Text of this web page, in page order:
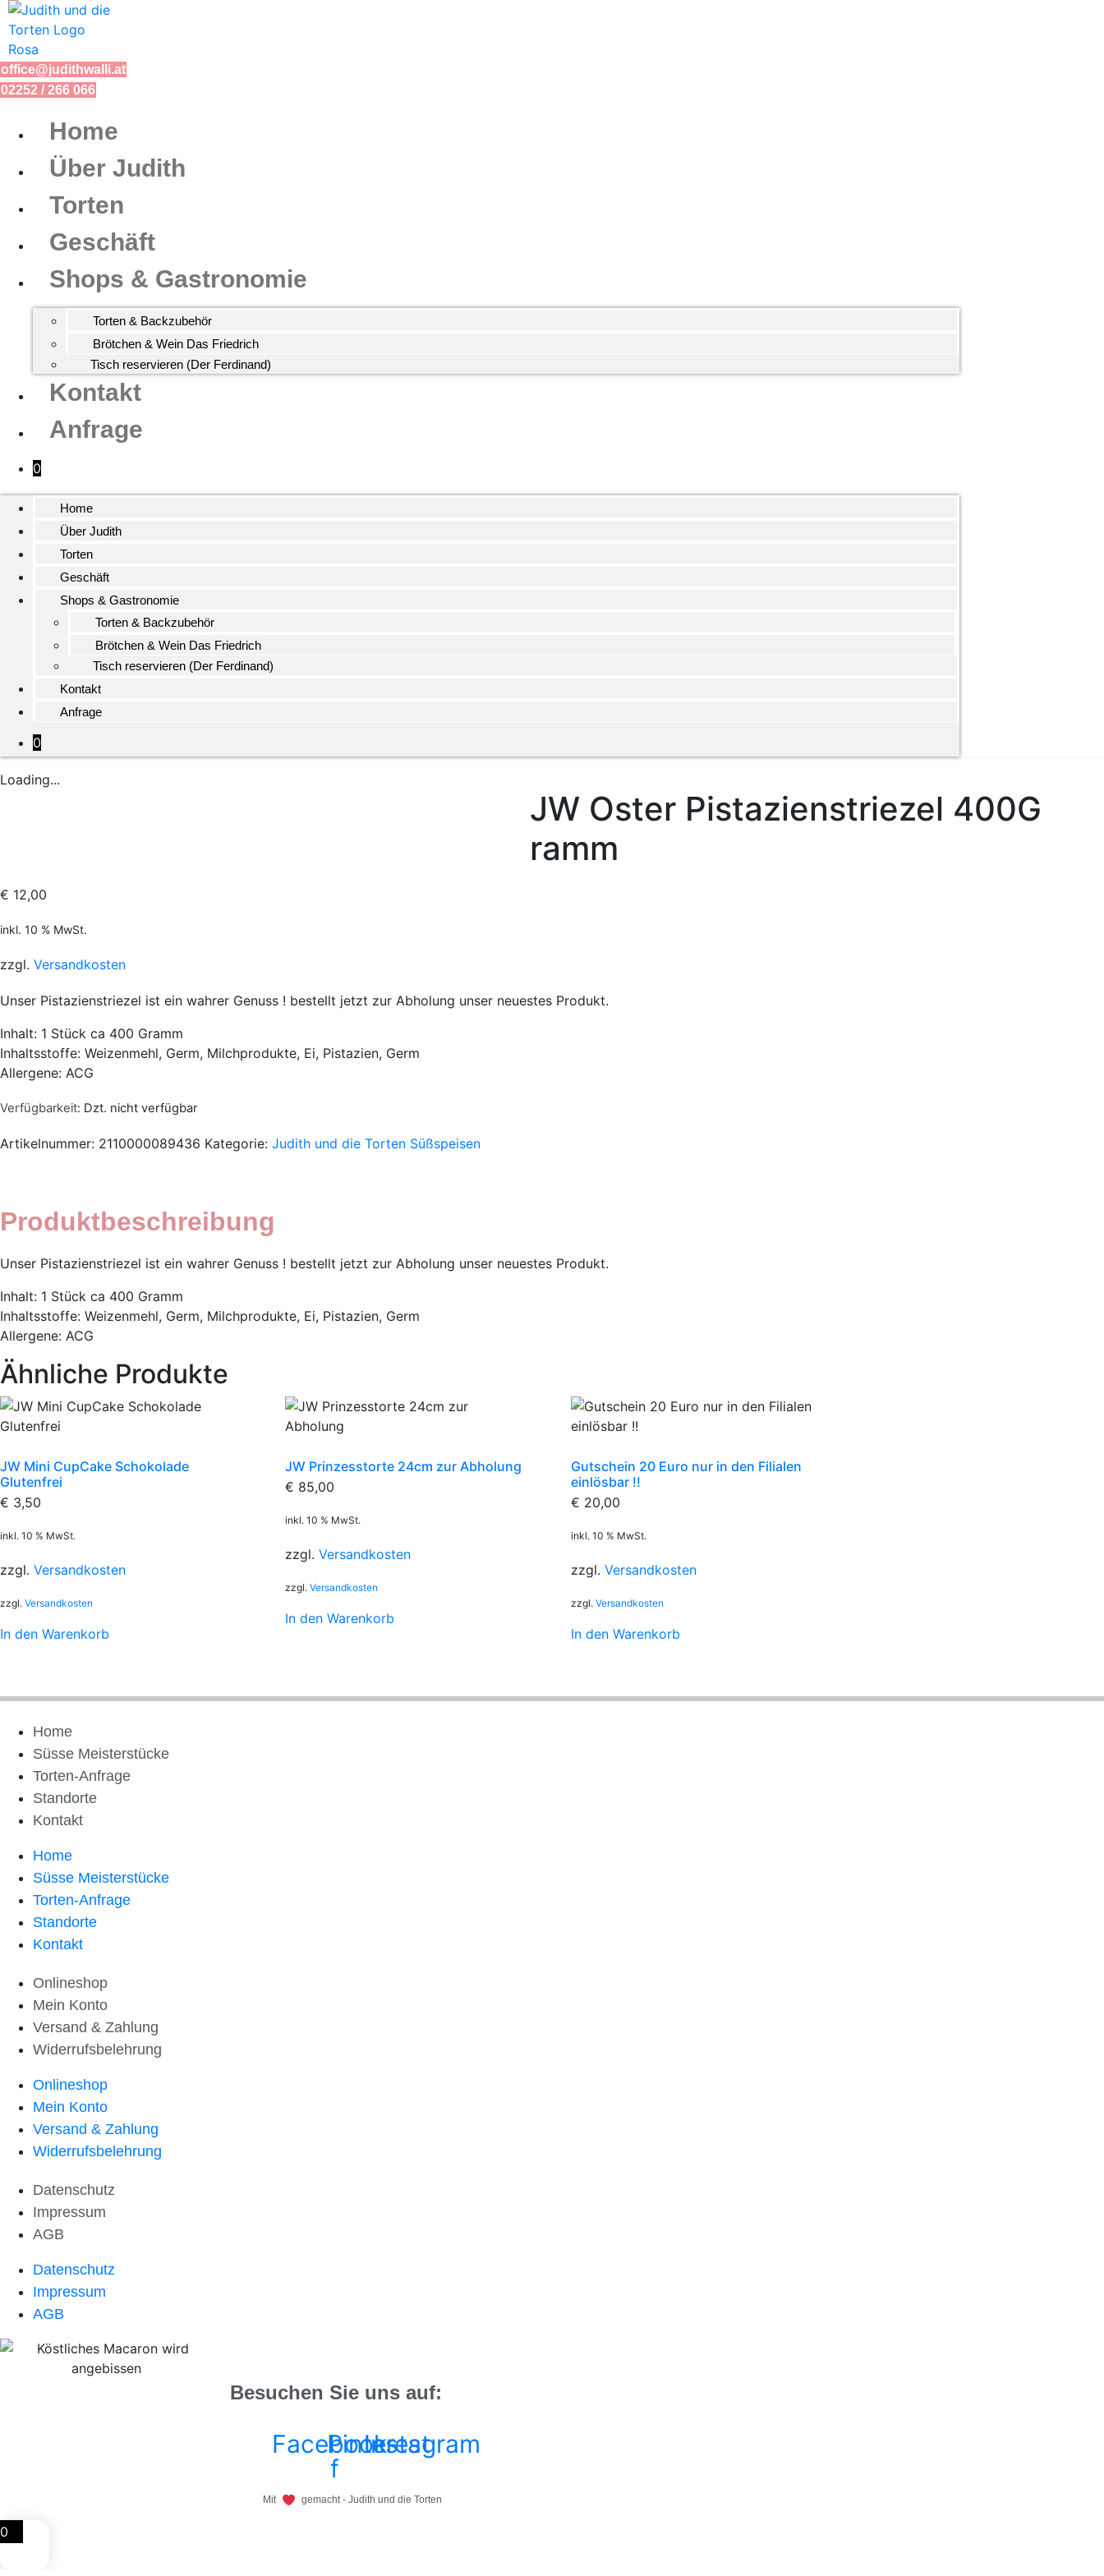
Zum
Inhalt
springen
office@judithwalli.at
02252 / 266 066
Home
Über Judith
Torten
Geschäft
Shops & Gastronomie
Torten & Backzubehör
Brötchen & Wein Das Friedrich
Tisch reservieren (Der Ferdinand)
Kontakt
Anfrage
0
Home
Über Judith
Torten
Geschäft
Shops & Gastronomie
Torten & Backzubehör
Brötchen & Wein Das Friedrich
Tisch reservieren (Der Ferdinand)
Kontakt
Anfrage
0
Loading...
JW Oster Pistazienstriezel 400G
ramm
€ 12,00
inkl. 10 % MwSt.
zzgl. Versandkosten
Unser Pistazienstriezel ist ein wahrer Genuss ! bestellt jetzt zur Abholung unser neuestes Produkt.
Inhalt: 1 Stück ca 400 Gramm
Inhaltsstoffe: Weizenmehl, Germ, Milchprodukte, Ei, Pistazien, Germ
Allergene: ACG
Verfügbarkeit: Dzt. nicht verfügbar
Artikelnummer: 2110000089436 Kategorie: Judith und die Torten Süßspeisen
Produktbeschreibung
Unser Pistazienstriezel ist ein wahrer Genuss ! bestellt jetzt zur Abholung unser neuestes Produkt.
Inhalt: 1 Stück ca 400 Gramm
Inhaltsstoffe: Weizenmehl, Germ, Milchprodukte, Ei, Pistazien, Germ
Allergene: ACG
Ähnliche Produkte
JW Mini CupCake Schokolade
Glutenfrei
€ 3,50
inkl. 10 % MwSt.
zzgl. Versandkosten
zzgl. Versandkosten
In den Warenkorb
JW Prinzesstorte 24cm zur Abholung
€ 85,00
inkl. 10 % MwSt.
zzgl.Versandkosten
zzgl.Versandkosten
In den Warenkorb
Gutschein 20 Euro nur in den Filialen
einlösbar !!
€ 20,00
inkl. 10 % MwSt.
zzgl. Versandkosten
zzgl. Versandkosten
In den Warenkorb
Home
Süsse Meisterstücke
Torten-Anfrage
Standorte
Kontakt
Home
Süsse Meisterstücke
Torten-Anfrage
Standorte
Kontakt
Onlineshop
Mein Konto
Versand & Zahlung
Widerrufsbelehrung
Onlineshop
Mein Konto
Versand & Zahlung
Widerrufsbelehrung
Datenschutz
Impressum
AGB
Datenschutz
Impressum
AGB
Besuchen Sie uns auf:
Facebook-
f
Pinterest
Instagram
Mit gemacht - Judith und die Torten
0